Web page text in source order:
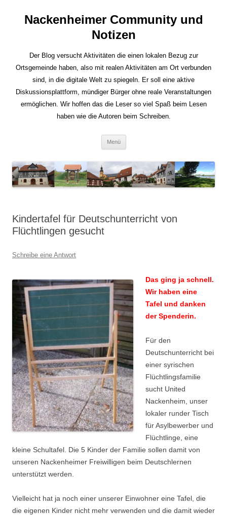
Nackenheimer Community und
Notizen
Der Blog versucht Aktivitäten die einen lokalen Bezug zur
Ortsgemeinde haben, also mit realen Aktivitäten am Ort verbunden
sind, in die digitale Welt zu spiegeln. Er soll eine aktive
Diskussionsplattform, mündiger Bürger ohne reale Veranstaltungen
ermöglichen. Wir hoffen das die Leser so viel Spaß beim Lesen
haben wie die Autoren beim Schreiben.
Menü
Kindertafel für Deutschunterricht von
Flüchtlingen gesucht
Schreibe eine Antwort
Das ging ja schnell.
Wir haben eine
Tafel und danken
der Spenderin.
Für den
Deutschunterricht bei
einer syrischen
Flüchtlingsfamilie
sucht United
Nackenheim, unser
lokaler runder Tisch
für Asylbewerber und
Flüchtlinge, eine
kleine Schultafel. Die 5 Kinder der Familie sollen damit von
unseren Nackenheimer Freiwilligen beim Deutschlernen
unterstützt werden.
Vielleicht hat ja noch einer unserer Einwohner eine Tafel, die
die eigenen Kinder nicht mehr verwenden und die damit wieder